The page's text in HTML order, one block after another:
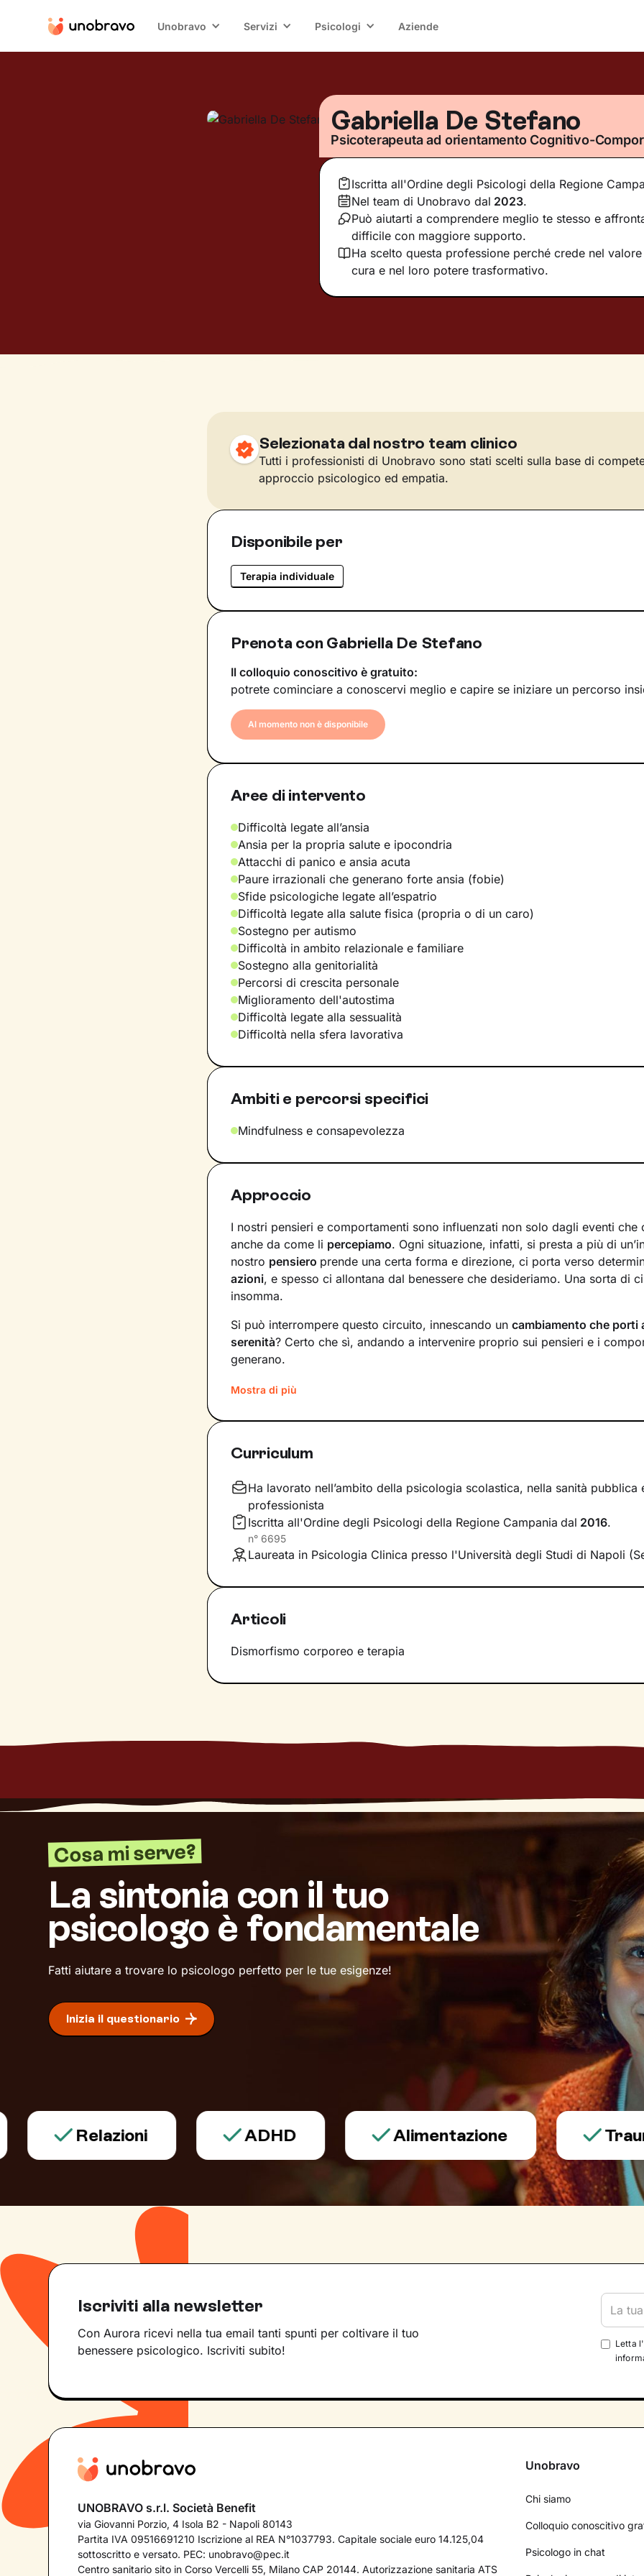
Unobravo Servizi Psicologi Aziende
Gabriella De Stefano
Psicoterapeuta ad orientamento Cognitivo-
Iscritta all'Ordine degli Psicologi della Regione
Nel team di Unobravo dal 2023.
Può aiutarti a comprendere meglio te stesso e
difficile con maggiore supporto.
Ha scelto questa professione perché crede nel
cura e nel loro potere trasformativo.
Selezionata dal nostro team clinico
Tutti i professionisti di Unobravo sono stati scelti sulla base di
approccio psicologico ed empatia.
Disponibile per
Terapia individuale
Prenota con Gabriella De Stefano
Il colloquio conoscitivo è gratuito:
potrete cominciare a conoscervi meglio e capire se iniziare un percorso
Al momento non è disponibile
Aree di intervento
Difficoltà legate all’ansia
Ansia per la propria salute e ipocondria
Attacchi di panico e ansia acuta
Paure irrazionali che generano forte ansia (fobie)
Sfide psicologiche legate all’espatrio
Difficoltà legate alla salute fisica (propria o di un caro)
Sostegno per autismo
Difficoltà in ambito relazionale e familiare
Sostegno alla genitorialità
Percorsi di crescita personale
Miglioramento dell'autostima
Difficoltà legate alla sessualità
Difficoltà nella sfera lavorativa
Ambiti e percorsi specifici
Mindfulness e consapevolezza
Approccio
I nostri pensieri e comportamenti sono influenzati non solo dagli eventi che
anche da come li percepiamo. Ogni situazione, infatti, si presta a più di
nostro pensiero prende una certa forma e direzione, ci porta verso
azioni, e spesso ci allontana dal benessere che desideriamo. Una sorta di
insomma.
Si può interrompere questo circuito, innescando un cambiamento che porti
serenità? Certo che sì, andando a intervenire proprio sui pensieri e i
generano.
Il mio compito sarà quello di accompagnarti in questo processo, aiutandoti
vita. Ti insegnerò apotenziare le tue risorse, acquisire nuove abilità e
sono gli strumenti necessari per salire in alta quota. Io ti alleno ad affinarli,
fianco durante l’arrampicata per
determinazioneper iniziare e portare a termine l’impresa, e arriverai alla
vetta: il tuo benessere.
Mostra di più
Curriculum
Ha lavorato nell’ambito della psicologia scolastica, nella sanità pubblica
professionista
Iscritta all'Ordine degli Psicologi della Regione Campania dal 2016.
n° 6695
Laureata in Psicologia Clinica presso l'Università degli Studi di Napoli
Articoli
Dismorfismo corporeo e terapia
Cosa mi serve?
La sintonia con il tuo
psicologo è fondamentale
Fatti aiutare a trovare lo psicologo perfetto per le tue esigenze!
Inizia il questionario
Relazioni ADHD Alimentazione Trauma
Iscriviti alla newsletter
Con Aurora ricevi nella tua email tanti spunti per coltivare il tuo
benessere psicologico. Iscriviti subito!
Letta l'
UNOBRAVO s.r.l. Società Benefit
via Giovanni Porzio, 4 Isola B2 - Napoli 80143
Partita IVA 09516691210 Iscrizione al REA N°1037793. Capitale sociale euro 14.125,04
sottoscritto e versato. PEC: unobravo@pec.it
Centro sanitario sito in Corso Vercelli 55, Milano CAP 20144. Autorizzazione sanitaria ATS
Unobravo
Chi siamo
Colloquio conoscitivo
Psicologo in chat